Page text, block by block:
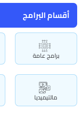
أقسام البرامج
برامج عامة
مالتيميديا